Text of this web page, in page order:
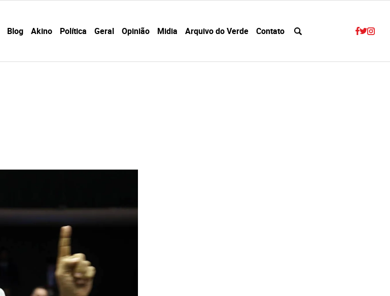
Blog Akino Política Geral Opinião Midia Arquivo do Verde Contato